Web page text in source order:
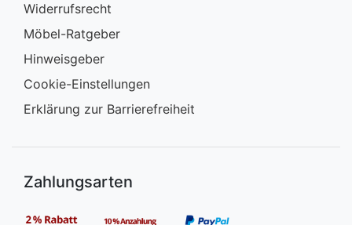
Widerrufsrecht
Möbel-Ratgeber
Hinweisgeber
Cookie-Einstellungen
Erklärung zur Barrierefreiheit
Zahlungsarten